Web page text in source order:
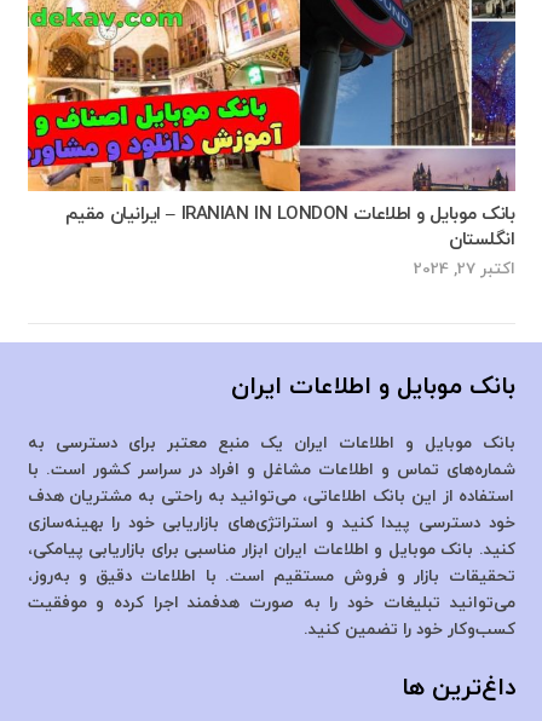
بانک موبایل و اطلاعات IRANIAN IN LONDON – ایرانیان مقیم
انگلستان
اکتبر 27, 2024
بانک موبایل و اطلاعات ایران
بانک موبایل و اطلاعات ایران یک منبع معتبر برای دسترسی به
شماره‌های تماس و اطلاعات مشاغل و افراد در سراسر کشور است. با
استفاده از این بانک اطلاعاتی، می‌توانید به راحتی به مشتریان هدف
خود دسترسی پیدا کنید و استراتژی‌های بازاریابی خود را بهینه‌سازی
کنید. بانک موبایل و اطلاعات ایران ابزار مناسبی برای بازاریابی پیامکی،
تحقیقات بازار و فروش مستقیم است. با اطلاعات دقیق و به‌روز،
می‌توانید تبلیغات خود را به صورت هدفمند اجرا کرده و موفقیت
کسب‌وکار خود را تضمین کنید.
داغ‌ترین ها